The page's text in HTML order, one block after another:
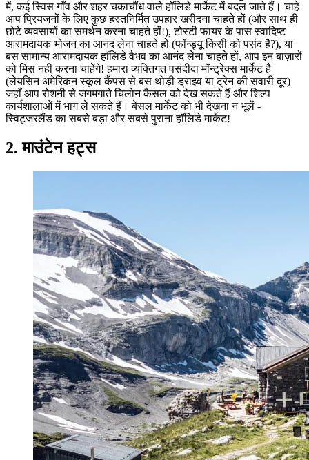
में, कई स्विस गाँव और शहर चकाचौंध वाले हॉलिडे मार्केट में बदल जाते हैं। चाहे
आप प्रियजनों के लिए कुछ हस्तनिर्मित उपहार खरीदना चाहते हों (और साथ ही
छोटे व्यवसायों का समर्थन करना चाहते हों!), टोस्टी फायर के पास स्वादिष्ट
आरामदायक भोजन का आनंद लेना चाहते हों (फॉन्ड्यू किसी को पसंद है?), या
बस सामान्य आरामदायक हॉलिडे वैभव का आनंद लेना चाहते हों, आप इन बाज़ारों
को मिस नहीं करना चाहेंगे! हमारा व्यक्तिगत पसंदीदा मॉन्ट्रेक्स मार्केट है
(लेयसिन अमेरिकन स्कूल कैंपस से बस थोड़ी ड्राइव या ट्रेन की सवारी दूर)
जहाँ आप रोशनी से जगमगाते चिलोन कैसल को देख सकते हैं और शिल्प
कार्यशालाओं में भाग ले सकते हैं। बेसल मार्केट को भी देखना न भूलें -
स्विट्जरलैंड का सबसे बड़ा और सबसे पुराना हॉलिडे मार्केट!
2. माउंटेन हट्स